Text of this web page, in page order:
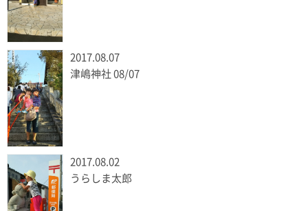
2017.08.07
津嶋神社 08/07
2017.08.02
うらしま太郎